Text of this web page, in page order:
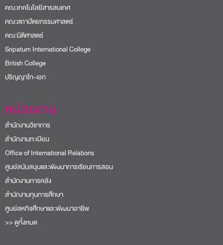
คณะเทคโนโลยีสารสนเทศ
คณะสถาปัตยกรรมศาสตร์
คณะนิติศาสตร์
Sripatum International College
British College
ปริญญาโท-เอก
หน่วยงาน
สำนักงานวิชาการ
สำนักงานทะเบียน
Office of International Relations
ศูนย์สนับสนุนและพัฒนาการเรียนการสอน
สำนักงานการคลัง
สำนักงานทุนการศึกษา
ศูนย์สหกิจศึกษาและพัฒนาอาชีพ
>> ดูทั้งหมด